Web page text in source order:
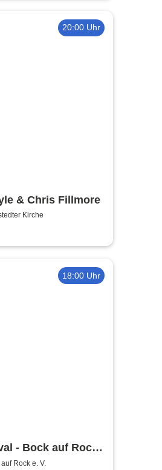
20:00 Uhr
& Chris Fillmore
Kirche
18:00 Uhr
- Bock auf Rock
e. V.
Rock e. V.